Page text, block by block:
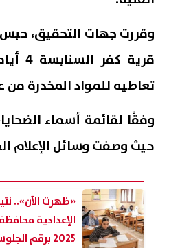
تعاطيه للمواد المخدرة من
حيث وصفت وسائل الإعلام
«ظهرت الآن»..
الإعدادية
2025 برقم الجلوس